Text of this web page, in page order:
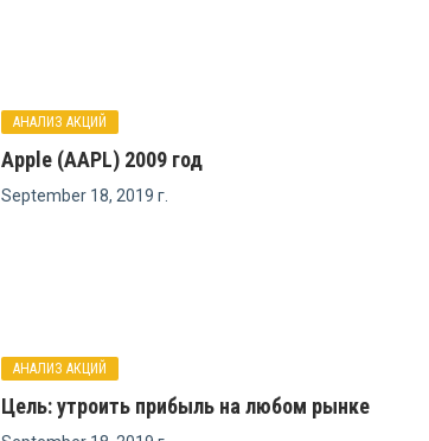
АНАЛИЗ АКЦИЙ
Apple (AAPL) 2009 год
September 18, 2019 г.
АНАЛИЗ АКЦИЙ
Цель: утроить прибыль на любом рынке